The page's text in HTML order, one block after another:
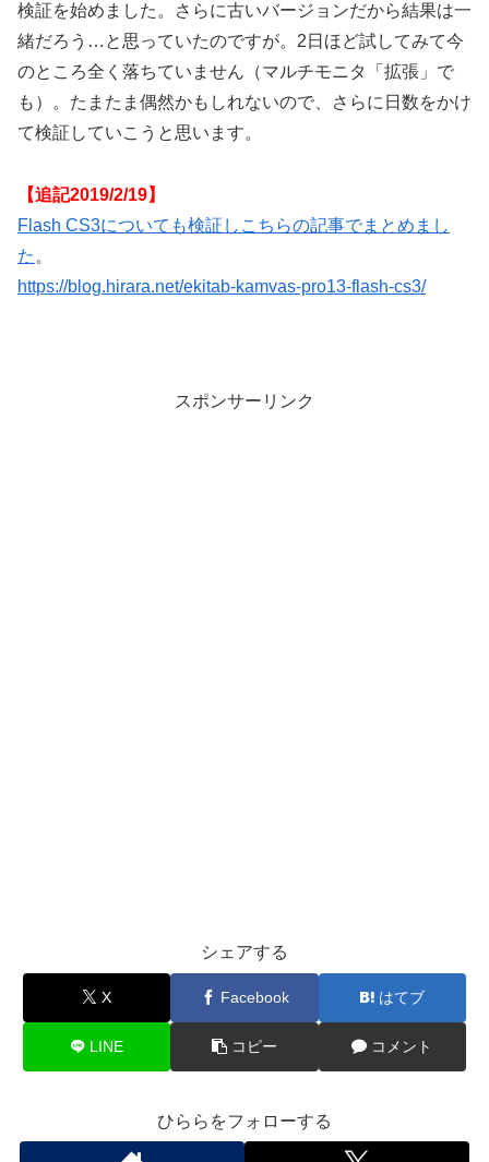
検証を始めました。さらに古いバージョンだから結果は一
緒だろう…と思っていたのですが。2日ほど試してみて今
のところ全く落ちていません（マルチモニタ「拡張」で
も）。たまたま偶然かもしれないので、さらに日数をかけ
て検証していこうと思います。
【追記2019/2/19】
Flash CS3についても検証しこちらの記事でまとめまし
た 。
https://blog.hirara.net/ekitab-kamvas-pro13-flash-cs3/
スポンサーリンク
シェアする
X Facebook はてブ
LINE コピー コメント
ひららをフォローする